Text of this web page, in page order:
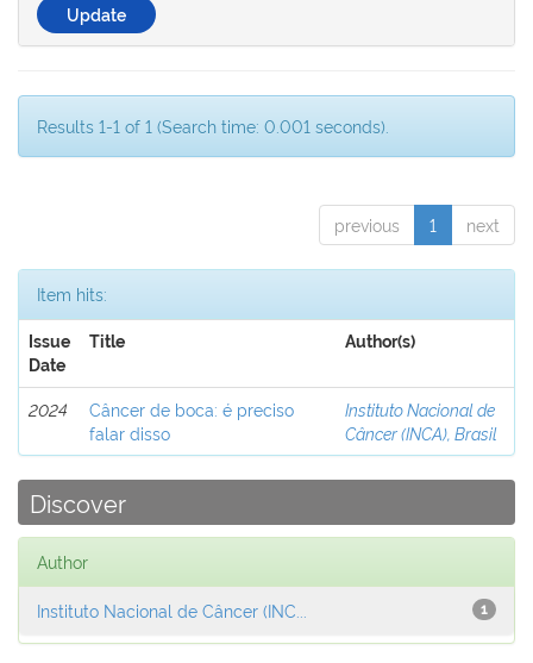
Results 1-1 of 1 (Search time: 0.001 seconds).
previous 1 next
Item hits:
Issue
Date
Title Author(s)
2024
Câncer de boca: é preciso
falar disso
Instituto Nacional de
Câncer (INCA), Brasil
Discover
Author
1
Instituto Nacional de Câncer (INC...